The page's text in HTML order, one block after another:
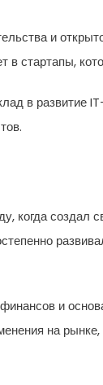
и
в стартапы,
в развитие
когда
и
на